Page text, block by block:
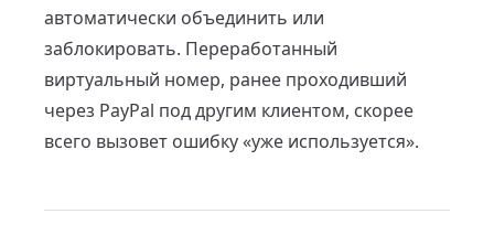
автоматически объединить или
заблокировать. Переработанный
виртуальный номер, ранее проходивший
через PayPal под другим клиентом, скорее
всего вызовет ошибку «уже используется».